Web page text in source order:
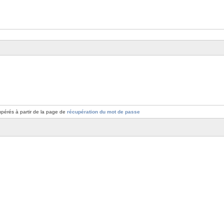
à partir de la page de récupération du mot de passe